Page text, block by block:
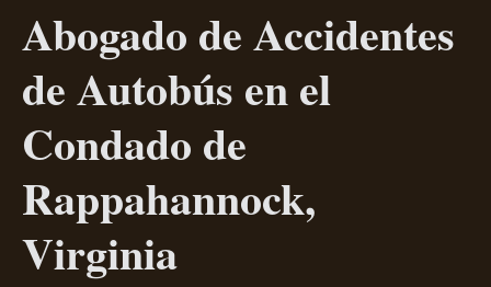
Abogado de Accidentes
de Autobús en el
Condado de
Rappahannock,
Virginia